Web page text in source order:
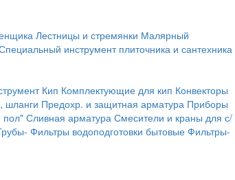
Лестницы и стремянки Малярный
инструмент плиточника и сантехника
Кип Комплектующие для кип Конвекторы
шланги Предохр. и защитная арматура Приборы
пол"Сливная арматура Смесители и краны для с/
Фильтры водоподготовки бытовые Фильтры-